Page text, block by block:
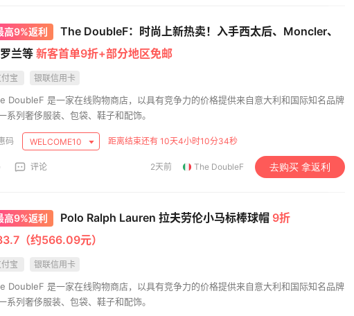
高9%返利
The DoubleF：时尚上新热卖！入手西太后、Moncler、
兰等 新客首单9折+部分地区免邮
付宝 银联信用卡
DoubleF 是一家在线购物商店，以具有竞争力的价格提供来自意大利和国际知名品牌
系列奢侈服装、包袋、鞋子和配饰。
WELCOME10 距离结束还有 10天4小时10分33秒
评论 2天前 The DoubleF 去购买 拿返利
高9%返利 Polo Ralph Lauren 拉夫劳伦小马标棒球帽 9折
（约566.09元）
付宝 银联信用卡
DoubleF 是一家在线购物商店，以具有竞争力的价格提供来自意大利和国际知名品牌
系列奢侈服装、包袋、鞋子和配饰。